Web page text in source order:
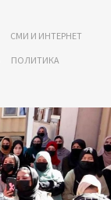
СМИ И ИНТЕРНЕТ
ПОЛИТИКА